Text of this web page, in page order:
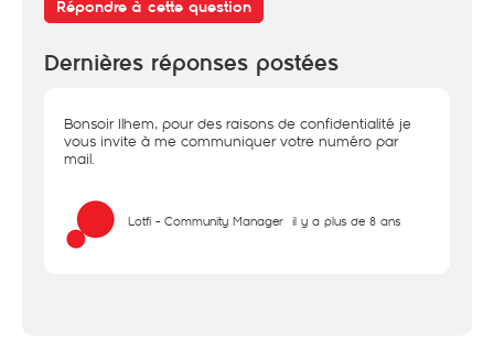
Répondre à cette question
Dernières réponses postées
Bonsoir Ilhem, pour des raisons de confidentialité je
vous invite à me communiquer votre numéro par
mail.
Lotfi - Community Manager il y a plus de 8 ans